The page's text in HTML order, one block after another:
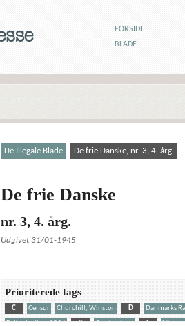
FORSIDE
BLADE
De Illegale Blade De frie Danske, nr. 3, 4. årg.
De frie Danske
nr. 3, 4. årg.
Udgivet 31/01-1945
Prioriterede tags
C Censur Churchill, Winston D Danmarks
Folkestrejken 1944
G Grækenland L